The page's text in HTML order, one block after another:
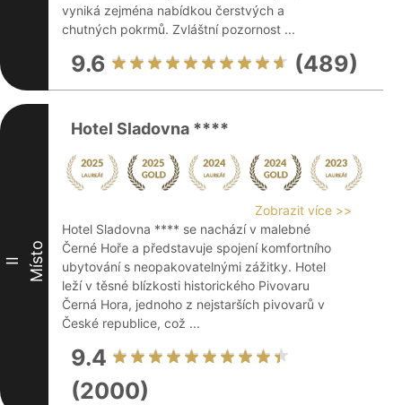
vyniká zejména nabídkou čerstvých a
chutných pokrmů. Zvláštní pozornost ...
9.6 (489)
II Místo
Hotel Sladovna ****
Zobrazit více >>
Hotel Sladovna **** se nachází v malebné
Černé Hoře a představuje spojení komfortního
ubytování s neopakovatelnými zážitky. Hotel
leží v těsné blízkosti historického Pivovaru
Černá Hora, jednoho z nejstarších pivovarů v
České republice, což ...
9.4
(2000)